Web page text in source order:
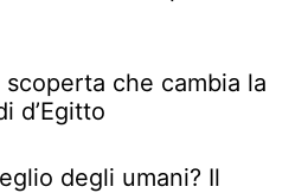
scoperta che cambia la
d’Egitto
degli umani? Il